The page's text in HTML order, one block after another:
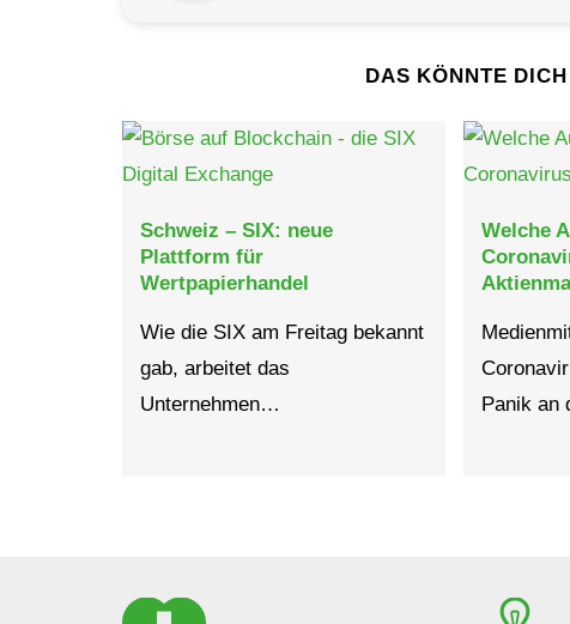
DAS KÖNNTE
Schweiz – SIX: neue
Plattform für
Wertpapierhandel
Wie die SIX am Freitag bekannt
gab, arbeitet das
Unternehmen…
Welche
Panik an